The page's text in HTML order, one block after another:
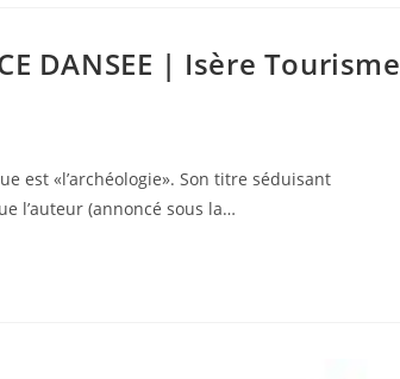
DANSEE | Isère Tourisme
est «l’archéologie». Son titre séduisant
l’auteur (annoncé sous la…